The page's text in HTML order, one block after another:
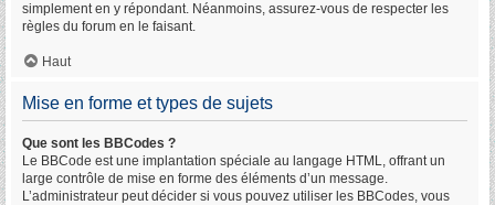
simplement en y répondant. Néanmoins, assurez-vous de respecter les
règles du forum en le faisant.
Haut
Mise en forme et types de sujets
Que sont les BBCodes ?
Le BBCode est une implantation spéciale au langage HTML, offrant un
large contrôle de mise en forme des éléments d’un message.
L’administrateur peut décider si vous pouvez utiliser les BBCodes, vous